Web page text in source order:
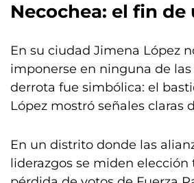
Necochea: el fin de
En su ciudad Jimena López
imponerse en ninguna de las
derrota fue simbólica: el
López mostró señales claras
En un distrito donde las
liderazgos se miden elección